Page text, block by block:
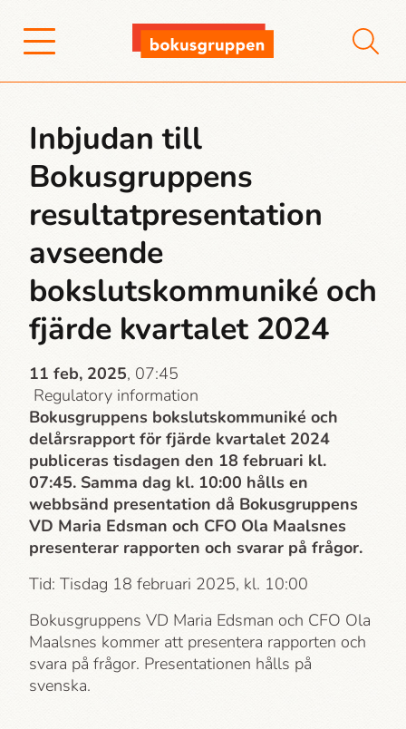
Inbjudan till
Bokusgruppens
resultatpresentation
avseende
bokslutskommuniké och
fjärde kvartalet 2024
11 feb, 2025, 07:45
Regulatory information
Bokusgruppens bokslutskommuniké och
delårsrapport för fjärde kvartalet 2024
publiceras tisdagen den 18 februari kl.
07:45. Samma dag kl. 10:00 hålls en
webbsänd presentation då Bokusgruppens
VD Maria Edsman och CFO Ola Maalsnes
presenterar rapporten och svarar på frågor.
Tid: Tisdag 18 februari 2025, kl. 10:00
Bokusgruppens VD Maria Edsman och CFO Ola
Maalsnes kommer att presentera rapporten och
svara på frågor. Presentationen hålls på
svenska.